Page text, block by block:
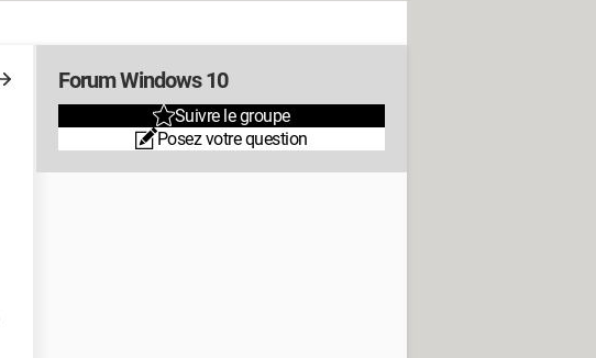
Forum Windows 10
Suivre le groupe
Posez votre question